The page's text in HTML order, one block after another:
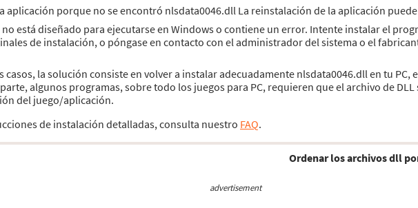
aplicación porque no se encontró nlsdata0046.dll La reinstalación de la aplicación
está diseñado para ejecutarse en Windows o contiene un error. Intente instalar el
de instalación, o póngase en contacto con el administrador del sistema o el
casos, la solución consiste en volver a instalar adecuadamente nlsdata0046.dll en tu PC,
algunos programas, sobre todo los juegos para PC, requieren que el archivo de
del juego/aplicación.
de instalación detalladas, consulta nuestro FAQ.
Ordenar los archivos dll
advertisement